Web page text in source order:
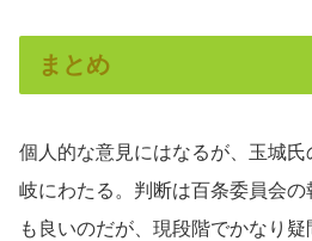
まとめ
個人的な意見にはなるが、玉城
岐にわたる。判断は百条委員会
も良いのだが、現段階でかなり疑